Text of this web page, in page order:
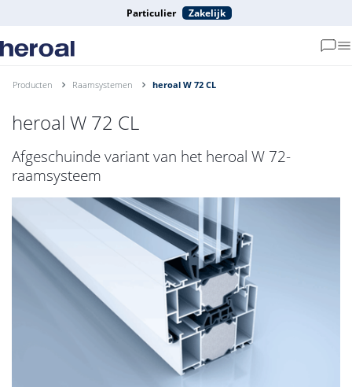
Particulier Zakelijk
Producten Raamsystemen heroal W 72 CL
heroal W 72 CL
Afgeschuinde variant van het heroal W 72-
raamsysteem